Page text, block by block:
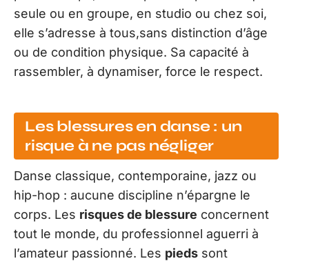
seule ou en groupe, en studio ou chez soi,
elle s’adresse à tous,sans distinction d’âge
ou de condition physique. Sa capacité à
rassembler, à dynamiser, force le respect.
Les blessures en danse : un
risque à ne pas négliger
Danse classique, contemporaine, jazz ou
hip-hop : aucune discipline n’épargne le
corps. Les risques de blessure concernent
tout le monde, du professionnel aguerri à
l’amateur passionné. Les pieds sont